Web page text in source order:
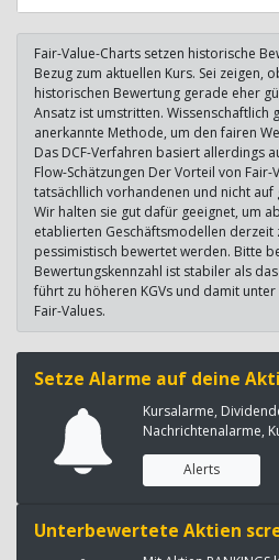
Fair-Value-Charts setzen historische
Bezug zum aktuellen Kurs. Sei zeigen,
historischen Bewertung gerade eher
Ansatz ist umstritten. Wissenschaftlich
anerkannte Methode, um den fairen
Das DCF-Verfahren basiert allerdings
Flow-Schätzungen Der Vorteil von
tatsächllich vorhandenen und nicht auf
Wir halten sie gut dafür geeignet, um
etablierten Geschäftsmodellen derzeit
pessimistisch bewertet werden. Bitte
Bewertungskennzahl ist stabiler als
führt zu höheren KGVs und damit
Fair-Values.
Setze Alarme auf deine
Kursalarme,
Nachrichtenalarme,
Alerts
Unterbewertete Aktien